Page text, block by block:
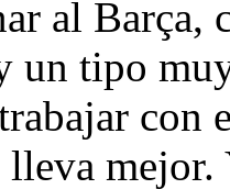
al Barça,
un tipo
con
lleva